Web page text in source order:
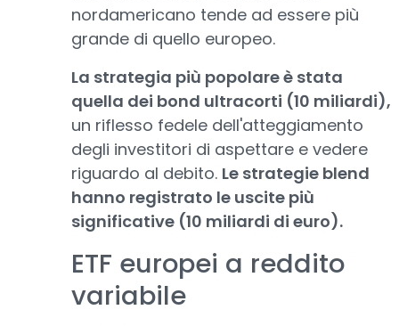
nordamericano tende ad essere più
grande di quello europeo.
La strategia più popolare è stata
quella dei bond ultracorti (10 miliardi),
un riflesso fedele dell'atteggiamento
degli investitori di aspettare e vedere
riguardo al debito. Le strategie blend
hanno registrato le uscite più
significative (10 miliardi di euro).
ETF europei a reddito
variabile